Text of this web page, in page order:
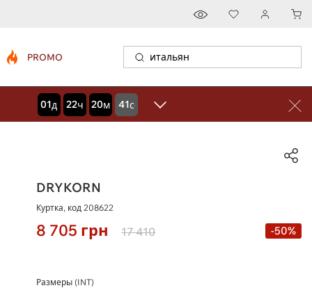
PROMO
01дней
22часов
20минут
40секунд
DRYKORN
Куртка, код208622
8 705 грн 17 410 -50%
Размеры (INT)